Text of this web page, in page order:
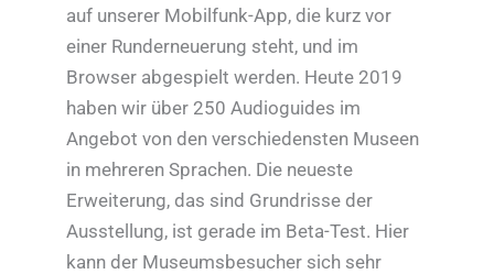
auf unserer Mobilfunk-App, die kurz vor
einer Runderneuerung steht, und im
Browser abgespielt werden. Heute 2019
haben wir über 250 Audioguides im
Angebot von den verschiedensten Museen
in mehreren Sprachen. Die neueste
Erweiterung, das sind Grundrisse der
Ausstellung, ist gerade im Beta-Test. Hier
kann der Museumsbesucher sich sehr